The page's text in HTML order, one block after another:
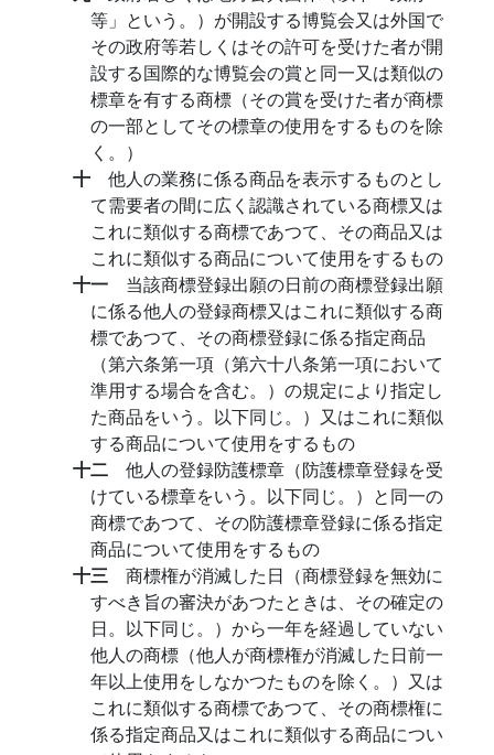
等」という。）が開設する博覧会又は外国で
その政府等若しくはその許可を受けた者が開
設する国際的な博覧会の賞と同一又は類似の
標章を有する商標（その賞を受けた者が商標
の一部としてその標章の使用をするものを除
く。）
十 他人の業務に係る商品を表示するものとし
て需要者の間に広く認識されている商標又は
これに類似する商標であつて、その商品又は
これに類似する商品について使用をするもの
十一 当該商標登録出願の日前の商標登録出願
に係る他人の登録商標又はこれに類似する商
標であつて、その商標登録に係る指定商品
（第六条第一項（第六十八条第一項において
準用する場合を含む。）の規定により指定し
た商品をいう。以下同じ。）又はこれに類似
する商品について使用をするもの
十二 他人の登録防護標章（防護標章登録を受
けている標章をいう。以下同じ。）と同一の
商標であつて、その防護標章登録に係る指定
商品について使用をするもの
十三 商標権が消滅した日（商標登録を無効に
すべき旨の審決があつたときは、その確定の
日。以下同じ。）から一年を経過していない
他人の商標（他人が商標権が消滅した日前一
年以上使用をしなかつたものを除く。）又は
これに類似する商標であつて、その商標権に
係る指定商品又はこれに類似する商品につい